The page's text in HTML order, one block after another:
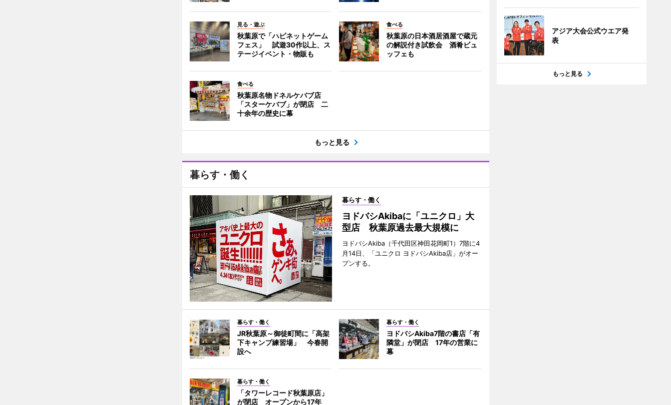
見る・遊ぶ
秋葉原で「ハピネットゲーム
フェス」 試遊30作以上、ス
テージイベント・物販も
食べる
秋葉原の日本酒居酒屋で蔵元
の解説付き試飲会 酒肴ビュ
ッフェも
食べる
秋葉原名物ドネルケバブ店
「スターケバブ」が閉店 二
十余年の歴史に幕
もっと見る
暮らす・働く
暮らす・働く
ヨドバシAkibaに「ユニクロ」大
型店 秋葉原過去最大規模に
ヨドバシAkiba（千代田区神田花岡町1）7階に4
月14日、「ユニクロ ヨドバシAkiba店」がオー
プンする。
暮らす・働く
JR秋葉原～御徒町間に「高架
下キャンプ練習場」 今春開
設へ
暮らす・働く
ヨドバシAkiba7階の書店「有
隣堂」が閉店 17年の営業に
幕
暮らす・働く
「タワーレコード秋葉原店」
が閉店 オープンから17年
アジア大会公式ウエア発
表
もっと見る